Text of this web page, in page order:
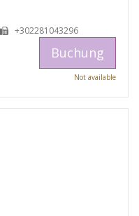
+302281043296
Buchung
Not available